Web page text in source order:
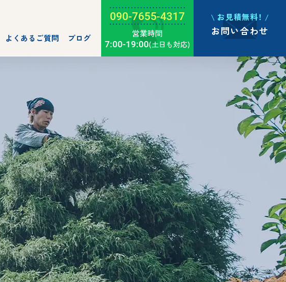
よくあるご質問 ブログ
090-7655-4317
営業時間
7:00-19:00(土日も対応)
お見積無料！
お問い合わせ